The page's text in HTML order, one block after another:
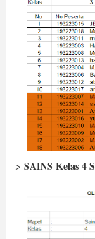
> SAINS Kelas 4